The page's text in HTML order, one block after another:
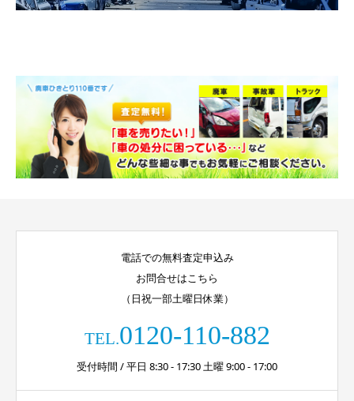
電話での無料査定申込み
お問合せはこちら
（日祝一部土曜日休業）
TEL.0120-110-882
受付時間 / 平日 8:30 - 17:30 土曜 9:00 - 17:00